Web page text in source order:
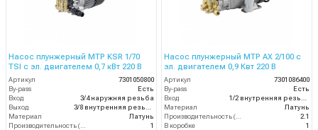
Насос плунжерный MTP KSR 1/70
TSI с эл. двигателем 0,7 кВт 220 В
Артикул
7301050800
By-pass
Есть
Вход
3/4 наружняя резьба
Выход
Материал
Латунь
1
Насос плунжерный MTP AX 2/100 с
эл. двигателем 0,9 Квт 220 В
Артикул
7301086400
By-pass
Есть
Вход
Материал
Латунь
2.1
В коробке
1